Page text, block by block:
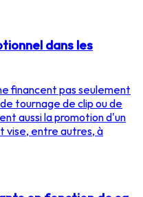
dans les
financent pas seulement
tournage de clip ou de
aussi la promotion d'un
vise, entre autres, à